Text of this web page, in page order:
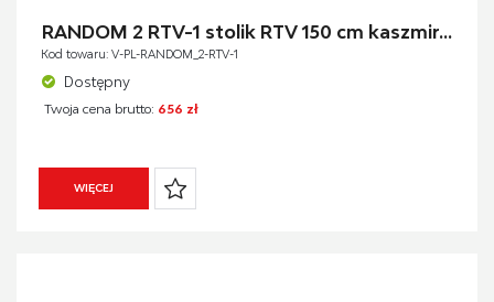
RANDOM 2 RTV-1 stolik RTV 150 cm kaszmir...
Kod towaru: V-PL-RANDOM_2-RTV-1
Dostępny
Twoja cena brutto: 656 zł
WIĘCEJ